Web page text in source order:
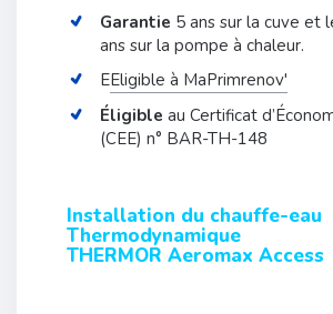
Garantie 5 ans sur la cuve et
ans sur la pompe à chaleur.
EEligible à MaPrimrenov'
Éligible au Certificat
(CEE) n° BAR-TH-148
Installation du chauffe-eau
Thermodynamique
THERMOR Aeromax Access